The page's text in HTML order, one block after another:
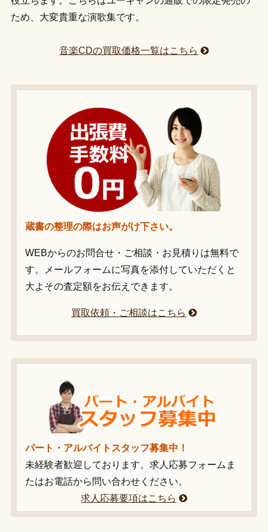
ため、大変貴重な演歌集です。
音楽CDの買取価格一覧はこちら
蔵書の整理の際はお声がけ下さい。
WEBからのお問合せ・ご相談・お見積りは無料で
す。メールフォームに写真を添付していただくと
大よその査定額をお伝えできます。
買取依頼・ご相談はこちら
パート・アルバイトスタッフ募集中！
未経験者歓迎しております。求人応募フォームま
たはお電話から問い合わせください。
求人応募要項はこちら